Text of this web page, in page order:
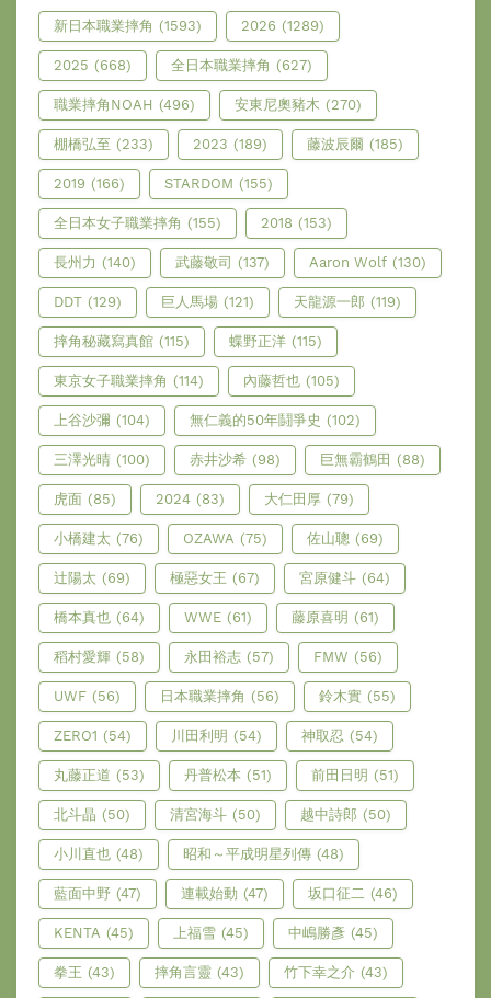
新日本職業摔角 (1593) 2026 (1289)
2025 (668) 全日本職業摔角 (627)
職業摔角NOAH (496) 安東尼奧豬木 (270)
棚橋弘至 (233) 2023 (189) 藤波辰爾 (185)
2019 (166) STARDOM (155)
全日本女子職業摔角 (155) 2018 (153)
長州力 (140) 武藤敬司 (137) Aaron Wolf (130)
DDT (129) 巨人馬場 (121) 天龍源一郎 (119)
摔角秘藏寫真館 (115) 蝶野正洋 (115)
東京女子職業摔角 (114) 內藤哲也 (105)
上谷沙彌 (104) 無仁義的50年鬪爭史 (102)
三澤光晴 (100) 赤井沙希 (98) 巨無霸鶴田 (88)
虎面 (85) 2024 (83) 大仁田厚 (79)
小橋建太 (76) OZAWA (75) 佐山聰 (69)
辻陽太 (69) 極惡女王 (67) 宮原健斗 (64)
橋本真也 (64) WWE (61) 藤原喜明 (61)
稻村愛輝 (58) 永田裕志 (57) FMW (56)
UWF (56) 日本職業摔角 (56) 鈴木實 (55)
ZERO1 (54) 川田利明 (54) 神取忍 (54)
丸藤正道 (53) 丹普松本 (51) 前田日明 (51)
北斗晶 (50) 清宮海斗 (50) 越中詩郎 (50)
小川直也 (48) 昭和～平成明星列傳 (48)
藍面中野 (47) 連載始動 (47) 坂口征二 (46)
KENTA (45) 上福雪 (45) 中嶋勝彥 (45)
拳王 (43) 摔角言靈 (43) 竹下幸之介 (43)